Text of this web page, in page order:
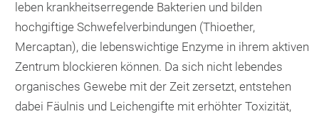
leben krankheitserregende Bakterien und bilden
hochgiftige Schwefelverbindungen (Thioether,
Mercaptan), die lebenswichtige Enzyme in ihrem aktiven
Zentrum blockieren können. Da sich nicht lebendes
organisches Gewebe mit der Zeit zersetzt, entstehen
dabei Fäulnis und Leichengifte mit erhöhter Toxizität,